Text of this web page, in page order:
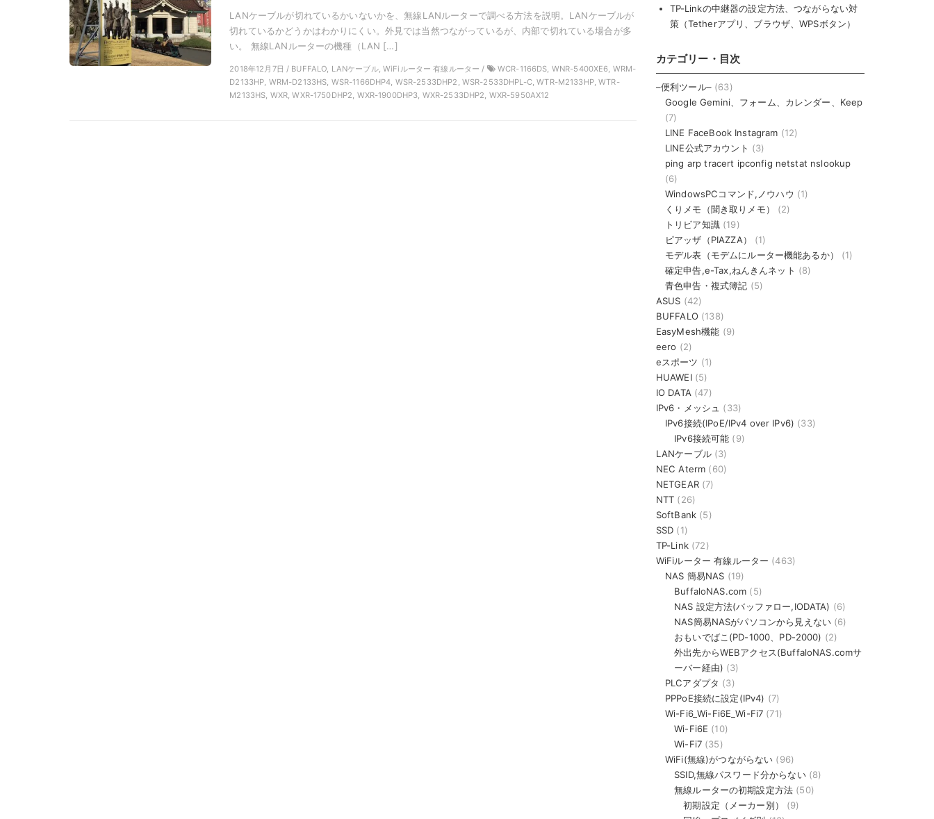
LANケーブルが切れているかいないかを、無線LANルーターで調べる方法を説明。LANケーブルが
切れているかどうかはわかりにくい。外見では当然つながっているが、内部で切れている場合が多
い。 無線LANルーターの機種（LAN […]
2018年12月7日 / BUFFALO, LANケーブル, WiFiルーター 有線ルーター /
WCR-1166DS, WNR-5400XE6, WRM-
D2133HP, WRM-D2133HS, WSR-1166DHP4, WSR-2533DHP2, WSR-2533DHPL-C, WTR-M2133HP, WTR-
M2133HS, WXR, WXR-1750DHP2, WXR-1900DHP3, WXR-2533DHP2, WXR-5950AX12
TP-Linkの中継器の設定方法、つながらない対
策（Tetherアプリ、ブラウザ、WPSボタン）
カテゴリー・目次
–便利ツール–(63)
Google Gemini、フォーム、カレンダー、Keep
(7)
LINE FaceBook Instagram (12)
LINE公式アカウント (3)
ping arp tracert ipconfig netstat nslookup
(6)
WindowsPCコマンド,ノウハウ (1)
くりメモ（聞き取りメモ）
(2)
トリビア知識(19)
ピアッザ（PIAZZA）
(1)
モデル表（モデムにルーター機能あるか）
(1)
確定申告,e-Tax,ねんきんネット (8)
青色申告・複式簿記 (5)
ASUS (42)
BUFFALO(138)
EasyMesh機能 (9)
eero (2)
eスポーツ (1)
HUAWEI(5)
IO DATA (47)
IPv6・メッシュ (33)
IPv6接続(IPoE/IPv4 over IPv6) (33)
IPv6接続可能 (9)
LANケーブル(3)
NEC Aterm (60)
NETGEAR(7)
NTT (26)
SoftBank (5)
SSD (1)
TP-Link(72)
WiFiルーター 有線ルーター (463)
NAS 簡易NAS (19)
BuffaloNAS.com (5)
NAS 設定方法(バッファロー,IODATA) (6)
NAS簡易NASがパソコンから見えない(6)
おもいでばこ(PD-1000、PD-2000) (2)
外出先からWEBアクセス(BuffaloNAS.comサ
ーバー経由) (3)
PLCアダプタ (3)
PPPoE接続に設定(IPv4) (7)
Wi-Fi6_Wi-Fi6E_Wi-Fi7 (71)
Wi-Fi6E (10)
Wi-Fi7 (35)
WiFi(無線)がつながらない (96)
SSID,無線パスワード分からない(8)
無線ルーターの初期設定方法 (50)
初期設定（メーカー別）
(9)